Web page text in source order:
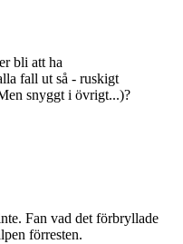
bli att ha
fall ut så - ruskigt
snyggt i övrigt...)?
Fan vad det förbryllade
förresten.